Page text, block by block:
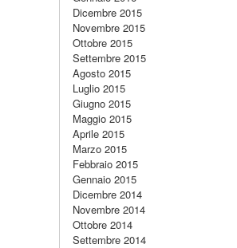
Dicembre 2015
Novembre 2015
Ottobre 2015
Settembre 2015
Agosto 2015
Luglio 2015
Giugno 2015
Maggio 2015
Aprile 2015
Marzo 2015
Febbraio 2015
Gennaio 2015
Dicembre 2014
Novembre 2014
Ottobre 2014
Settembre 2014